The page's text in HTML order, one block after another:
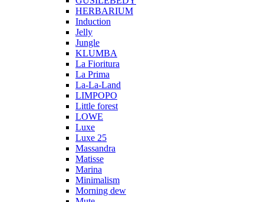
HERBARIUM
Induction
Jelly
Jungle
KLUMBA
La Fioritura
La Prima
La-La-Land
LIMPOPO
Little forest
LOWE
Luxe
Luxe 25
Massandra
Matisse
Marina
Minimalism
Morning dew